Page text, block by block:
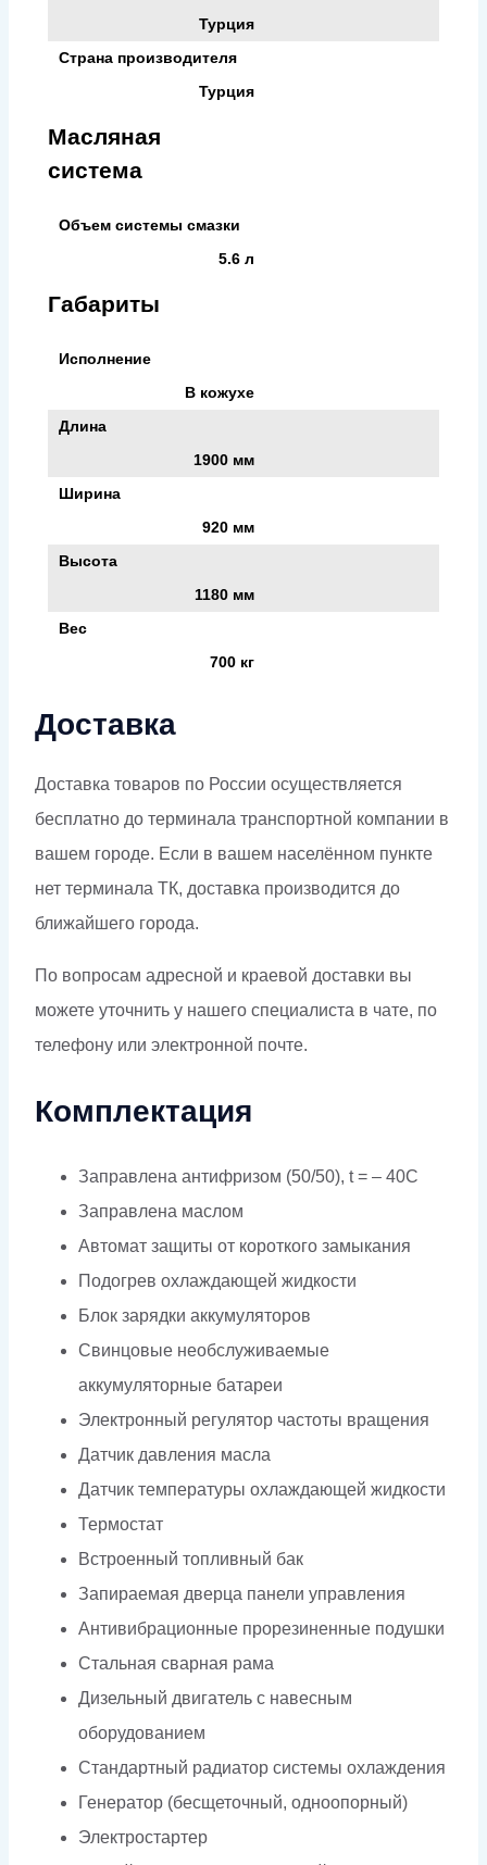
Турция
Страна производителя
Турция
Масляная
система
Объем системы смазки
5.6 л
Габариты
Исполнение
В кожухе
Длина
1900 мм
Ширина
920 мм
Высота
1180 мм
Вес
700 кг
Доставка
Доставка товаров по России осуществляется
бесплатно до терминала транспортной компании в
вашем городе. Если в вашем населённом пункте
нет терминала ТК, доставка производится до
ближайшего города.
По вопросам адресной и краевой доставки вы
можете уточнить у нашего специалиста в чате, по
телефону или электронной почте.
Комплектация
Заправлена антифризом (50/50), t = – 40C
Заправлена маслом
Автомат защиты от короткого замыкания
Подогрев охлаждающей жидкости
Блок зарядки аккумуляторов
Свинцовые необслуживаемые
аккумуляторные батареи
Электронный регулятор частоты вращения
Датчик давления масла
Датчик температуры охлаждающей жидкости
Термостат
Встроенный топливный бак
Запираемая дверца панели управления
Антивибрационные прорезиненные подушки
Стальная сварная рама
Дизельный двигатель с навесным
оборудованием
Стандартный радиатор системы охлаждения
Генератор (бесщеточный, одноопорный)
Электростартер